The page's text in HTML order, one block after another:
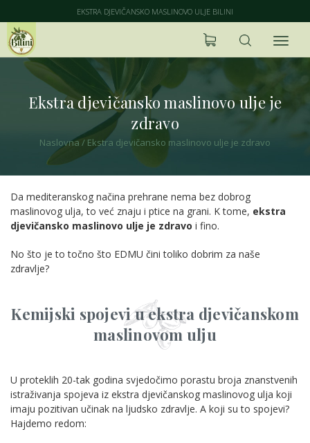
EKSTRA DJEVIČANSKO MASLINOVO ULJE BILINI
Ekstra djevičansko maslinovo ulje je
zdravo
Naslovna / Ekstra djevičansko maslinovo ulje je zdravo
Da mediteranskog načina prehrane nema bez dobrog
maslinovog ulja, to već znaju i ptice na grani. K tome, ekstra
djevičansko maslinovo ulje je zdravo i fino.
No što je to točno što EDMU čini toliko dobrim za naše
zdravlje?
Kemijski spojevi u ekstra djevičanskom
maslinovom ulju
U proteklih 20-tak godina svjedočimo porastu broja znanstvenih
istraživanja spojeva iz ekstra djevičanskog maslinovog ulja koji
imaju pozitivan učinak na ljudsko zdravlje. A koji su to spojevi?
Hajdemo redom: